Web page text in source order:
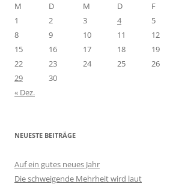
M
D M D F
1
2 3 4 5
8
9 10 11 12
15
16 17 18 19
22
23 24 25 26
29
30
« Dez.
NEUESTE BEITRÄGE
Auf ein gutes neues Jahr
Die schweigende Mehrheit wird laut